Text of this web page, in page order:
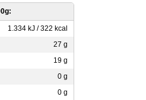
1.334 kJ / 322 kcal
27 g
19 g
0 g
0 g